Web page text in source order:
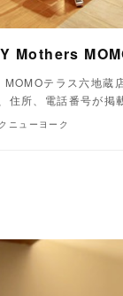
テラス六地蔵
住所、電話番号が
ニューヨーク